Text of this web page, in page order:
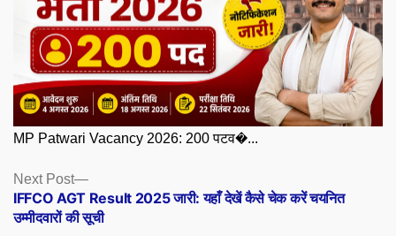
MP Patwari Vacancy 2026: 200 पटव�...
Posts
navigation
Next Post
Next
post:
IFFCO AGT Result 2025 जारी: यहाँ देखें कैसे चेक करें चयनित
उम्मीदवारों की सूची